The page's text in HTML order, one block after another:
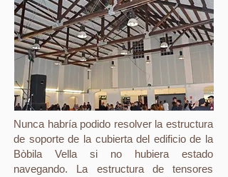
Nunca habría podido resolver la estructura
de soporte de la cubierta del edificio de la
Bòbila Vella si no hubiera estado
navegando. La estructura de tensores